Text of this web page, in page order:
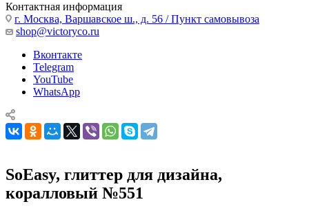
Контактная информация
г. Москва, Варшавское ш., д. 56 / Пункт самовывоза
shop@victoryco.ru
Вконтакте
Telegram
YouTube
WhatsApp
SoEasy, глиттер для дизайна,
коралловый №551